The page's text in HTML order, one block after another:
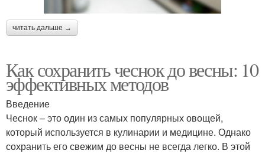
читать дальше →
Как сохранить чеснок до весны: 10
эффективных методов
Введение
Чеснок – это один из самых популярных овощей,
который используется в кулинарии и медицине. Однако
сохранить его свежим до весны не всегда легко. В этой